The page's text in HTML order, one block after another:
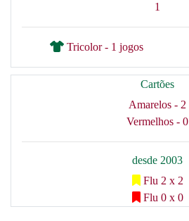
1
Tricolor - 1 jogos
Cartões
Amarelos - 2
Vermelhos - 0
desde 2003
Flu 2 x 2
Flu 0 x 0